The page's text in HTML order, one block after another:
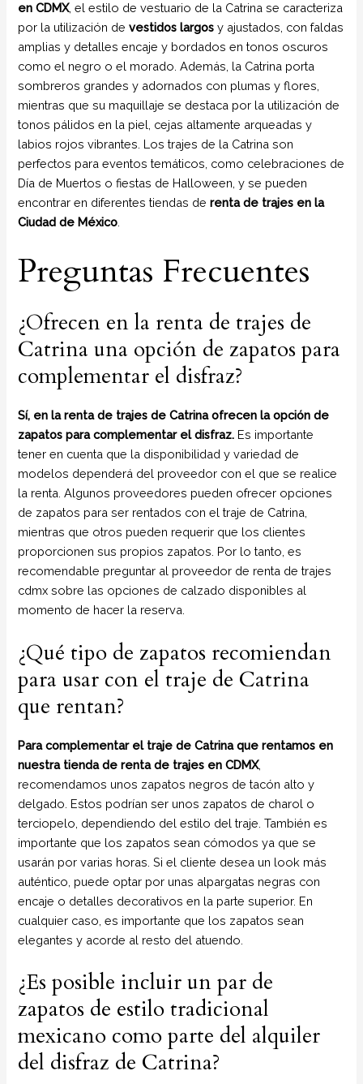
en CDMX, el estilo de vestuario de la Catrina se caracteriza
por la utilización de vestidos largos y ajustados, con faldas
amplias y detalles encaje y bordados en tonos oscuros
como el negro o el morado. Además, la Catrina porta
sombreros grandes y adornados con plumas y flores,
mientras que su maquillaje se destaca por la utilización de
tonos pálidos en la piel, cejas altamente arqueadas y
labios rojos vibrantes. Los trajes de la Catrina son
perfectos para eventos temáticos, como celebraciones de
Día de Muertos o fiestas de Halloween, y se pueden
encontrar en diferentes tiendas derenta de trajes en la
Ciudad de México
Preguntas Frecuentes
¿Ofrecen en la renta de trajes de
Catrina una opción de zapatos para
complementar el disfraz?
Sí, en la renta de trajes de Catrina ofrecen la opción de
zapatos para complementar el disfraz. Es importante
tener en cuenta que la disponibilidad y variedad de
modelos dependerá del proveedor con el que se realice
la renta. Algunos proveedores pueden ofrecer opciones
de zapatos para ser rentados con el traje de Catrina,
mientras que otros pueden requerir que los clientes
proporcionen sus propios zapatos. Por lo tanto, es
recomendable preguntar al proveedor de renta de trajes
cdmx sobre las opciones de calzado disponibles al
momento de hacer la reserva.
¿Qué tipo de zapatos recomiendan
para usar con el traje de Catrina
que rentan?
Para complementar el traje de Catrina que rentamos en
nuestra tienda de renta de trajes en CDMX,
recomendamos unos zapatos negros de tacón alto y
delgado. Estos podrían ser unos zapatos de charol o
terciopelo, dependiendo del estilo del traje. También es
importante que los zapatos sean cómodos ya que se
usarán por varias horas. Si el cliente desea un look más
auténtico, puede optar por unas alpargatas negras con
encaje o detalles decorativos en la parte superior. En
cualquier caso, es importante que los zapatos sean
elegantes y acorde al resto del atuendo.
¿Es posible incluir un par de
zapatos de estilo tradicional
mexicano como parte del alquiler
del disfraz de Catrina?